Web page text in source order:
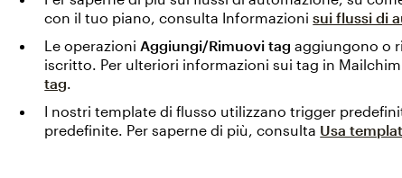
con il tuo piano, consulta Informazionisui flussi di
Le operazioni Aggiungi/Rimuovi tag aggiungono o
iscritto. Per ulteriori informazioni sui tag in
tag.
I nostri template di flusso utilizzano trigger
predefinite. Per saperne di più, consulta Usa